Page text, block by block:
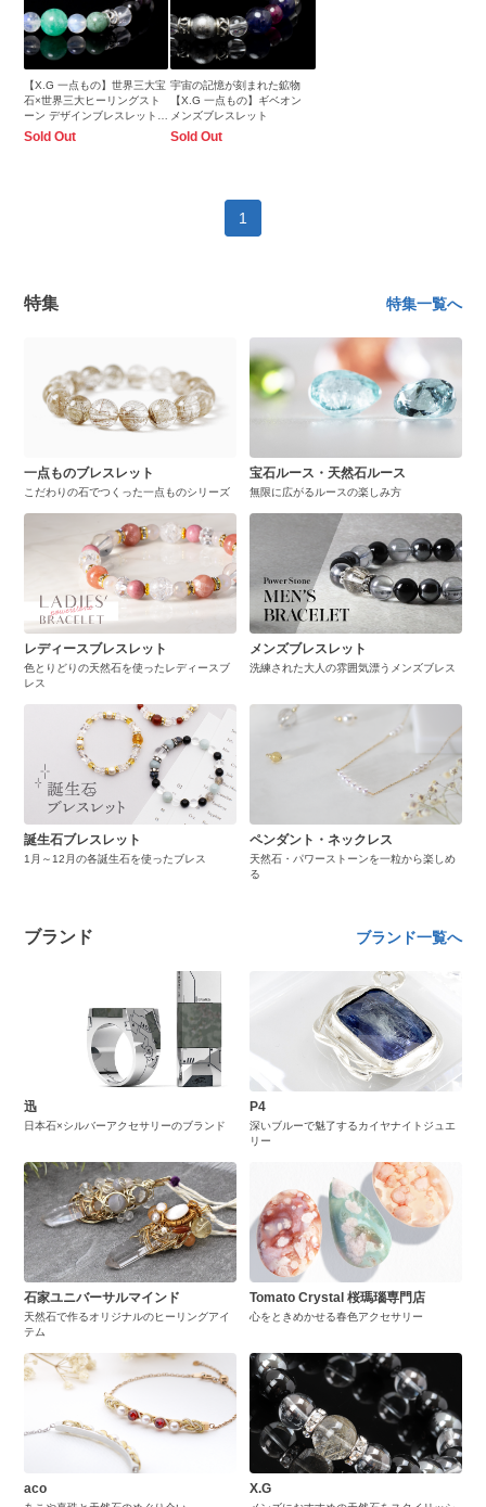
【X.G 一点もの】世界三大宝
石×世界三大ヒーリングスト
ーン デザインブレスレット
【鑑別書付き】
Sold Out
宇宙の記憶が刻まれた鉱物
【X.G 一点もの】ギベオン
メンズブレスレット
Sold Out
1
特集 特集一覧へ
一点ものブレスレット
こだわりの石でつくった一点ものシリーズ
宝石ルース・天然石ルース
無限に広がるルースの楽しみ方
レディースブレスレット
色とりどりの天然石を使ったレディースブ
レス
メンズブレスレット
洗練された大人の雰囲気漂うメンズブレス
誕生石ブレスレット
1月～12月の各誕生石を使ったブレス
ペンダント・ネックレス
天然石・パワーストーンを一粒から楽しめ
る
ブランド ブランド一覧へ
迅
日本石×シルバーアクセサリーのブランド
P4
深いブルーで魅了するカイヤナイトジュエ
リー
石家ユニバーサルマインド
天然石で作るオリジナルのヒーリングアイ
テム
Tomato Crystal 桜瑪瑙専門店
心をときめかせる春色アクセサリー
aco X.G